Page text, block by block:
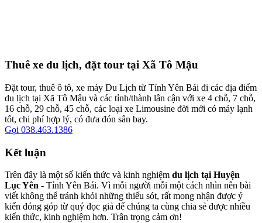
Thuê xe du lịch, đặt tour tại Xã Tô Mậu
Đặt tour, thuê ô tô, xe máy Du Lịch từ Tỉnh Yên Bái đi các địa điểm
du lịch tại Xã Tô Mậu và các tỉnh/thành lân cận với xe 4 chỗ, 7 chỗ,
16 chỗ, 29 chỗ, 45 chỗ, các loại xe Limousine đời mới có máy lạnh
tốt, chi phí hợp lý, có đưa đón sân bay.
Gọi 038.463.1386
Kết luận
Trên đây là một số kiến thức và kinh nghiệm du lịch tại Huyện
Lục Yên - Tỉnh Yên Bái. Vì mỗi người mỗi một cách nhìn nên bài
viết không thể tránh khỏi những thiếu sót, rất mong nhận được ý
kiến đóng góp từ quý đọc giả để chúng ta cùng chia sẻ được nhiều
kiến thức, kinh nghiệm hơn. Trân trọng cảm ơn!